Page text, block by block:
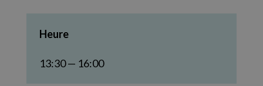
Heure
13:30 — 16:00